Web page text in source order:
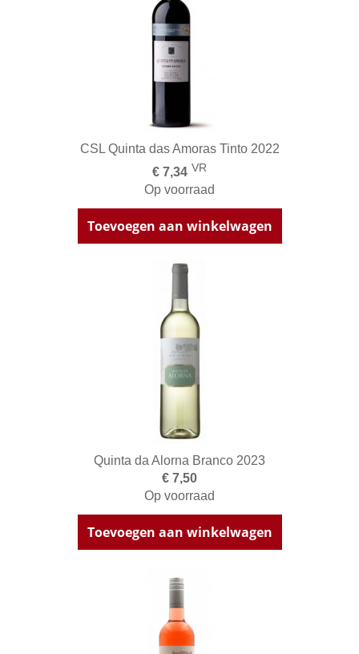
CSL Quinta das Amoras Tinto 2022
€ 7,34 VR
Op voorraad
Toevoegen aan winkelwagen
Quinta da Alorna Branco 2023
€ 7,50
Op voorraad
Toevoegen aan winkelwagen